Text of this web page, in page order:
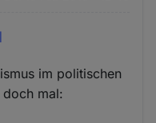
im politischen
mal: